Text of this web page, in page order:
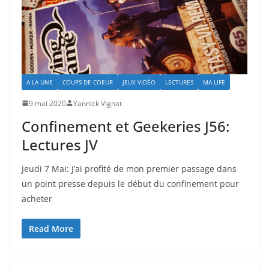
A LA UNE COUPS DE COEUR JEUX VIDÉO LECTURES MA LIFE
9 mai 2020 Yannick Vignat
Confinement et Geekeries J56:
Lectures JV
Jeudi 7 Mai: J’ai profité de mon premier passage dans
un point presse depuis le début du confinement pour
acheter
Read More